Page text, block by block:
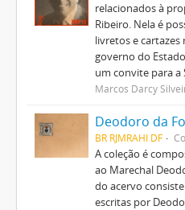
relacionados à
Ribeiro. Nela é
livretos e
governo do
um convite para a
Marcos Darcy
Deodoro da
BR RJMRAHI DF
A coleção é
ao Marechal
do acervo
escritas por